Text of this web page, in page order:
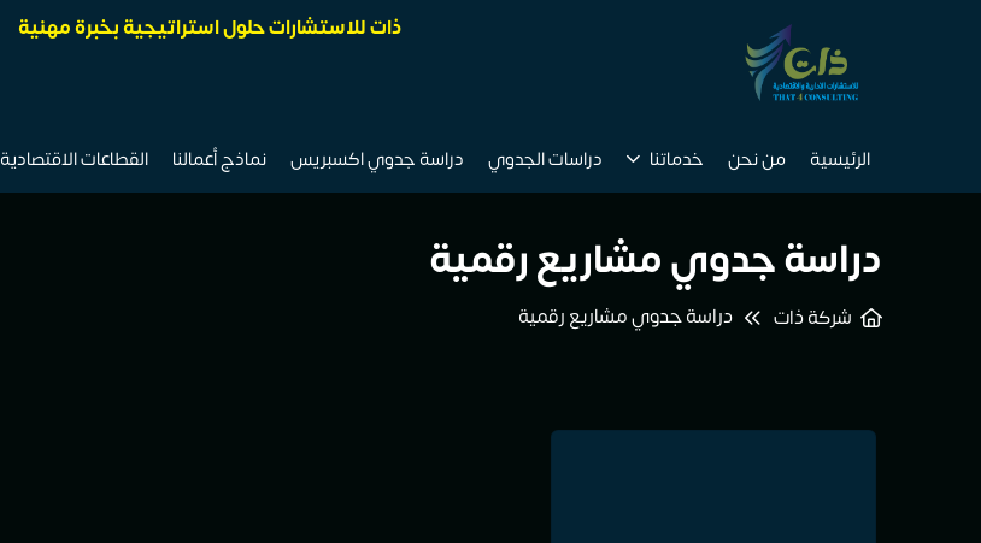
ذات للاستشارات حلول استراتيجية بخبرة مهنية
الرئيسية من نحن خدماتنا دراسات الجدوي دراسة جدوي اكسبريس نماذج أعمالنا القطاعات الاقتصادية
دراسة جدوي مشاريع رقمية
شركة ذات دراسة جدوي مشاريع رقمية